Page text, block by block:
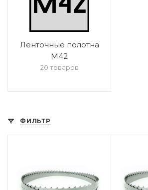
Ленточные полотна
M42
20 товаров
ФИЛЬТР